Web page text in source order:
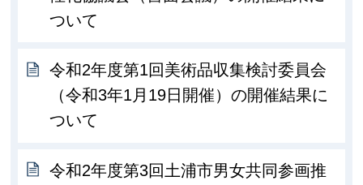
ついて
令和2年度第1回美術品収集検討委員会
（令和3年1月19日開催）の開催結果に
ついて
令和2年度第3回土浦市男女共同参画推